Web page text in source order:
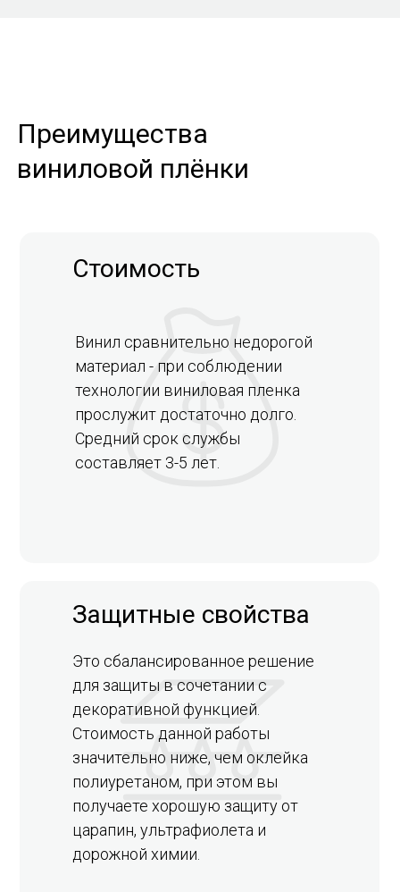
Преимущества
виниловой плёнки
Стоимость
Защитные свойства
Винил сравнительно недорогой
материал - при соблюдении
технологии виниловая пленка
прослужит достаточно долго.
Средний срок службы
составляет 3-5 лет.
Это сбалансированное решение
для защиты в сочетании с
декоративной функцией.
Стоимость данной работы
значительно ниже, чем оклейка
полиуретаном, при этом вы
получаете хорошую защиту от
царапин, ультрафиолета и
дорожной химии.